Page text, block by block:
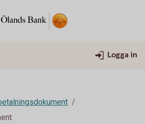
Logga in